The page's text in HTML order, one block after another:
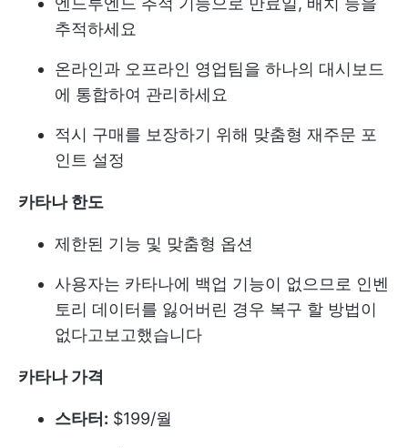
추적하세요
온라인과 오프라인 영업팀을 하나의 대시보드
에 통합하여 관리하세요
적시 구매를 보장하기 위해 맞춤형 재주문 포
인트 설정
카타나 한도
제한된 기능 및 맞춤형 옵션
사용자는 카타나에 백업 기능이 없으므로 인벤
토리 데이터를 잃어버린 경우 복구 할 방법이
없다고보고했습니다
카타나 가격
스타터: $199/월